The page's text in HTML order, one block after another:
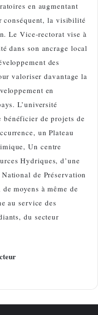
en augmentant
la visibilité
Le Vice-rectorat vise à
dans son ancrage local
des
valoriser davantage la
en
L’université
bénéficier de projets de
un Plateau
Un centre
Hydriques, d’une
de Préservation
moyens à même de
au service des
du secteur